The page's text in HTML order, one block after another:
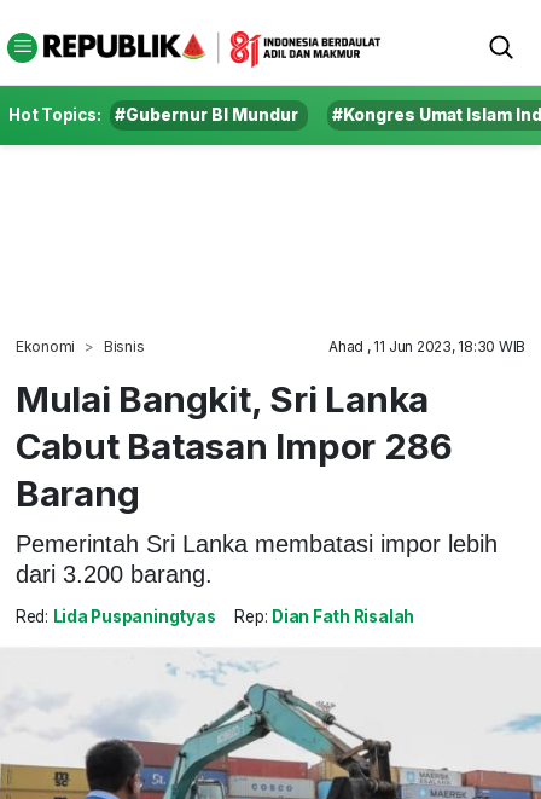
Hot Topics: #Gubernur BI Mundur #Kongres Umat Islam
Ekonomi Bisnis Ahad , 11 Jun 2023, 18:30 WIB
Mulai Bangkit, Sri Lanka
Cabut Batasan Impor 286
Barang
Pemerintah Sri Lanka membatasi impor lebih
dari 3.200 barang.
Red: Lida Puspaningtyas Rep: Dian Fath Risalah